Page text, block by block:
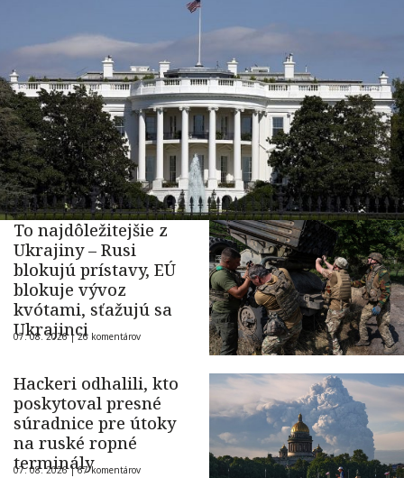
To najdôležitejšie z
Ukrajiny – Rusi
blokujú prístavy, EÚ
blokuje vývoz
kvótami, sťažujú sa
Ukrajinci
07. 08. 2026 |26 komentárov
Hackeri odhalili, kto
poskytoval presné
súradnice pre útoky
na ruské ropné
terminály
07. 08. 2026 |67 komentárov